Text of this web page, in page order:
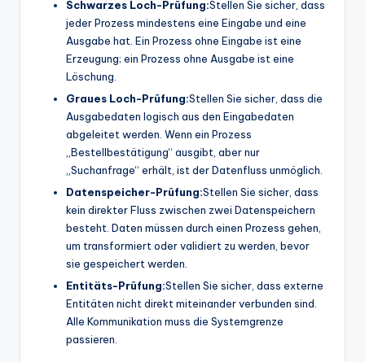
Schwarzes Loch-Prüfung:Stellen Sie sicher, dass
jeder Prozess mindestens eine Eingabe und eine
Ausgabe hat. Ein Prozess ohne Eingabe ist eine
Erzeugung; ein Prozess ohne Ausgabe ist eine
Löschung.
Graues Loch-Prüfung:Stellen Sie sicher, dass die
Ausgabedaten logisch aus den Eingabedaten
abgeleitet werden. Wenn ein Prozess
„Bestellbestätigung“ ausgibt, aber nur
„Suchanfrage“ erhält, ist der Datenfluss unmöglich.
Datenspeicher-Prüfung:Stellen Sie sicher, dass
kein direkter Fluss zwischen zwei Datenspeichern
besteht. Daten müssen durch einen Prozess gehen,
um transformiert oder validiert zu werden, bevor
sie gespeichert werden.
Entitäts-Prüfung:Stellen Sie sicher, dass externe
Entitäten nicht direkt miteinander verbunden sind.
Alle Kommunikation muss die Systemgrenze
passieren.